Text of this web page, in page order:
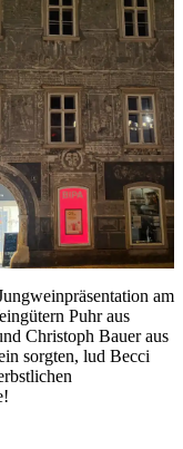
am
Puhr aus
Christoph Bauer aus
sorgten, lud Becci